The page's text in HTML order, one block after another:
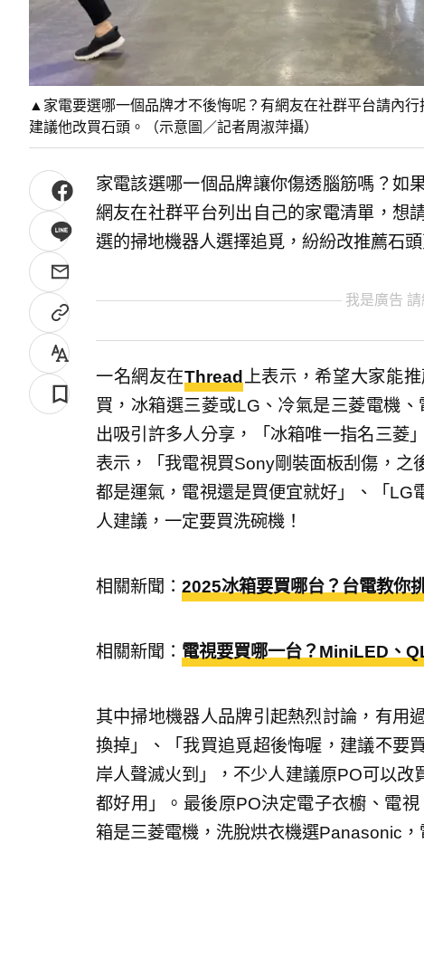
▲家電要選哪一個品牌才不後悔呢？有網友在社群平台請內
建議他改買石頭。（示意圖／記者周淑萍攝）
家電該選哪一個品牌讓你傷透腦筋嗎？如
網友在社群平台列出自己的家電清單，想
選的掃地機器人選擇追覓，紛紛改推薦石頭
我是廣告
一名網友在Thread
上表示，希望大家能
買，冰箱選三菱或LG、冷氣是三菱電機
出吸引許多人分享，「冰箱唯一指名三菱
表示，「我電視買Sony剛裝面板刮傷，之
都是運氣，電視還是買便宜就好」、「LG
人建議，一定要買洗碗機！
相關新聞： 2025冰箱要買哪台？台電教你
相關新聞： 電視要買哪一台？MiniLED、
其中掃地機器人品牌引起熱烈討論，有用
換掉」、「我買追覓超後悔喔，建議不要
岸人聲滅火到」，不少人建議原PO可以改
都好用」。最後原PO決定電子衣櫥、電
箱是三菱電機，洗脫烘衣機選Panasonic，